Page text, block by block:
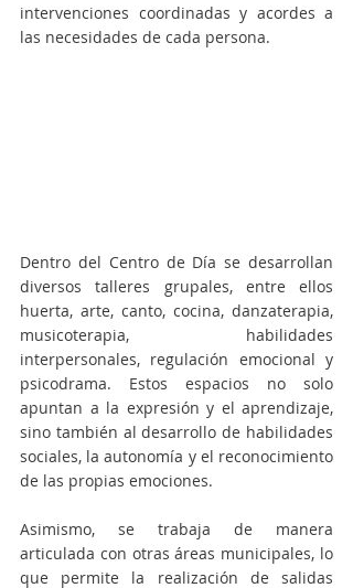
intervenciones coordinadas y acordes a
las necesidades de cada persona.
Dentro del Centro de Día se desarrollan
diversos talleres grupales, entre ellos
huerta, arte, canto, cocina, danzaterapia,
musicoterapia, habilidades
interpersonales, regulación emocional y
psicodrama. Estos espacios no solo
apuntan a la expresión y el aprendizaje,
sino también al desarrollo de habilidades
sociales, la autonomía y el reconocimiento
de las propias emociones.
Asimismo, se trabaja de manera
articulada con otras áreas municipales, lo
que permite la realización de salidas